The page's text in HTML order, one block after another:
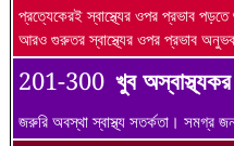
প্রত্যেকেরই স্বাস্থ্যের ওপর প্রভাব
আরও গুরুতর স্বাস্থ্যের ওপর প্রভাব
201-300 খুব অস্বাস্থ্যকর
জরুরি অবস্থা স্বাস্থ্য সতর্কতা। সমগ্র